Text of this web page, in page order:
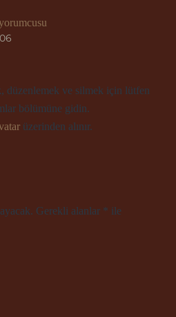
düzenlemek ve silmek için lütfen
bölümüne gidin.
üzerinden alınır.
Gerekli alanlar * ile